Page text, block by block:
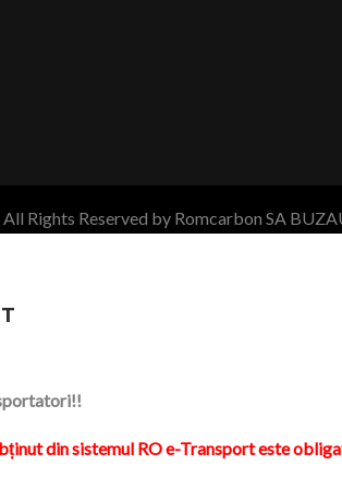
Rights Reserved by Romcarbon SA
din sistemul RO e-Transport este